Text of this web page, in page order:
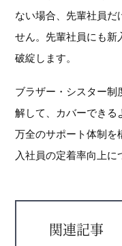
ない場合、先輩社員だ
せん。先輩社員にも新
破綻します。
ブラザー・シスター制
解して、カバーできる
万全のサポート体制を
入社員の定着率向上に
関連記事